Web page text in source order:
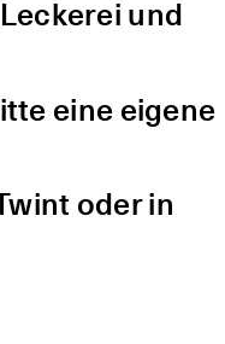
und
eine eigene
oder in